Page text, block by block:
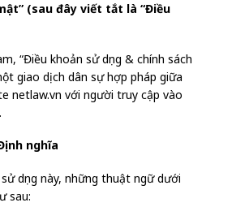
(sau đây viết tắt là “Điều
“Điều khoản sử dụng & chính sách
giao dịch dân sự hợp pháp giữa
netlaw.vn với người truy cập vào
nghĩa
dụng này, những thuật ngữ dưới
sau: